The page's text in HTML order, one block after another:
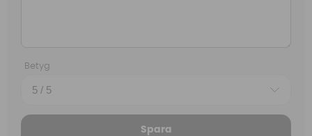
Betyg
Spara